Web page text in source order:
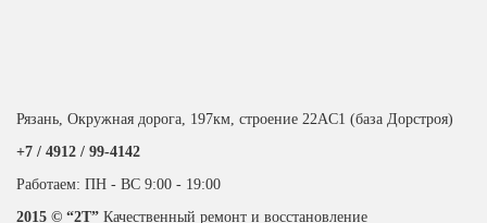
Рязань, Окружная дорога, 197км, строение 22АC1 (база Дорстроя)
+7 / 4912 / 99-4142
Работаем: ПН - ВС 9:00 - 19:00
2015 © “2T” Качественный ремонт и восстановление